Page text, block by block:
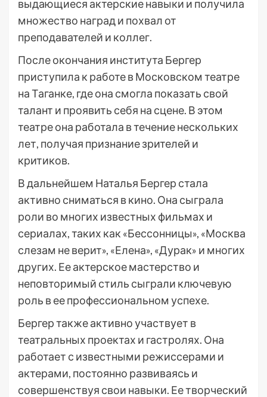
выдающиеся актерские навыки и получила
множество наград и похвал от
преподавателей и коллег.
После окончания института Бергер
приступила к работе в Московском театре
на Таганке, где она смогла показать свой
талант и проявить себя на сцене. В этом
театре она работала в течение нескольких
лет, получая признание зрителей и
критиков.
В дальнейшем Наталья Бергер стала
активно сниматься в кино. Она сыграла
роли во многих известных фильмах и
сериалах, таких как «Бессонницы», «Москва
слезам не верит», «Елена», «Дурак» и многих
других. Ее актерское мастерство и
неповторимый стиль сыграли ключевую
роль в ее профессиональном успехе.
Бергер также активно участвует в
театральных проектах и гастролях. Она
работает с известными режиссерами и
актерами, постоянно развиваясь и
совершенствуя свои навыки. Ее творческий